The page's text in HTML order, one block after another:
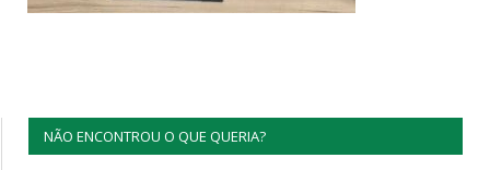
NÃO ENCONTROU O QUE QUERIA?